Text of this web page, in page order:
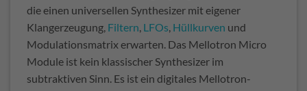
die einen universellen Synthesizer mit eigener
Klangerzeugung, Filtern LFOs Hüllkurven und
Modulationsmatrix erwarten. Das Mellotron Micro
Module ist kein klassischer Synthesizer im
subtraktiven Sinn. Es ist ein digitales Mellotron-